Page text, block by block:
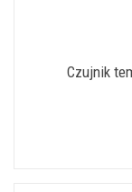
Czujnik